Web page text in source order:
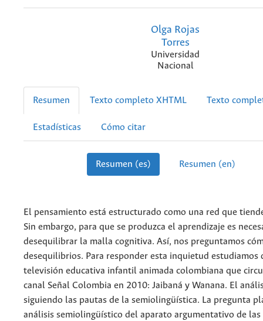
Olga Rojas
Torres
Universidad
Nacional
Resumen Texto completo XHTML Texto
Estadísticas Cómo citar
Resumen (es) Resumen (en)
El pensamiento está estructurado como una red que
Sin embargo, para que se produzca el aprendizaje es
desequilibrar la malla cognitiva. Así, nos preguntamos
desequilibrios. Para responder esta inquietud estudiamos
televisión educativa infantil animada colombiana que
canal Señal Colombia en 2010: Jaibaná y Wanana. El
siguiendo las pautas de la semiolingüística. La pregunta
análisis semiolingüístico del aparato argumentativo de las